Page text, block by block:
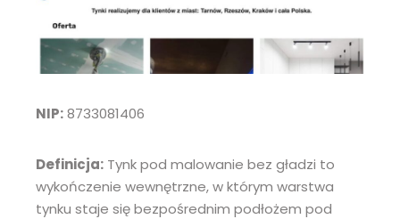
NIP:8733081406
Definicja: Tynk pod malowanie bez gładzi to
wykończenie wewnętrzne, w którym warstwa
tynku staje się bezpośrednim podłożem pod